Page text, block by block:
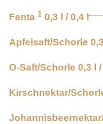
Fanta 1 0,3 l / 0,4 l
Apfelsaft/Schorle 0,3
O-Saft/Schorle 0,3 l /
Kirschnektar/Schorle
Johannisbeernektar/